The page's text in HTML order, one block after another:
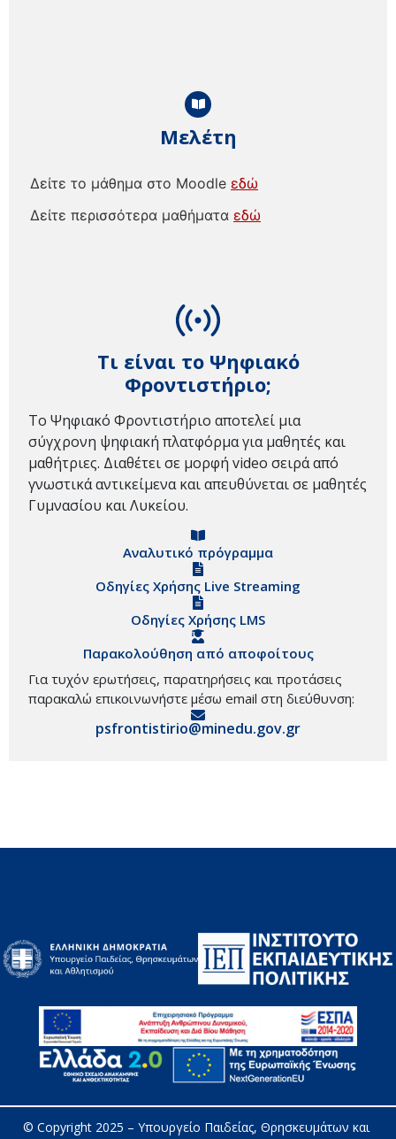
Τι είναι το Ψηφιακό
Φροντιστήριο;
Το Ψηφιακό Φροντιστήριο αποτελεί μια
σύγχρονη ψηφιακή πλατφόρμα για μαθητές και
μαθήτριες. Διαθέτει σε μορφή video σειρά από
γνωστικά αντικείμενα και απευθύνεται σε μαθητές
Γυμνασίου και Λυκείου.
Αναλυτικό πρόγραμμα
Οδηγίες Χρήσης Live Streaming
Οδηγίες Χρήσης LMS
Παρακολούθηση από αποφοίτους
Για τυχόν ερωτήσεις, παρατηρήσεις και προτάσεις
παρακαλώ επικοινωνήστε μέσω email στη διεύθυνση:
psfrontistirio@minedu.gov.gr
Μελέτη
Δείτε το μάθημα στο Moodle εδώ
Δείτε περισσότερα μαθήματα εδώ
© Copyright 2025 – Υπουργείο Παιδείας, Θρησκευμάτων και